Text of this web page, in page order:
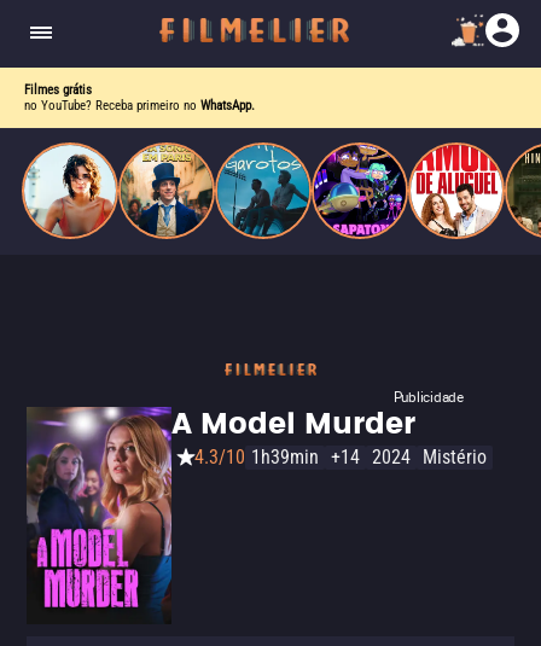
Filmes grátis
no YouTube? Receba primeiro no WhatsApp.
Publicidade
A Model Murder
4.3/10 1h39min +14 2024 Mistério
escrevia e a vida real começa a desaparecer.